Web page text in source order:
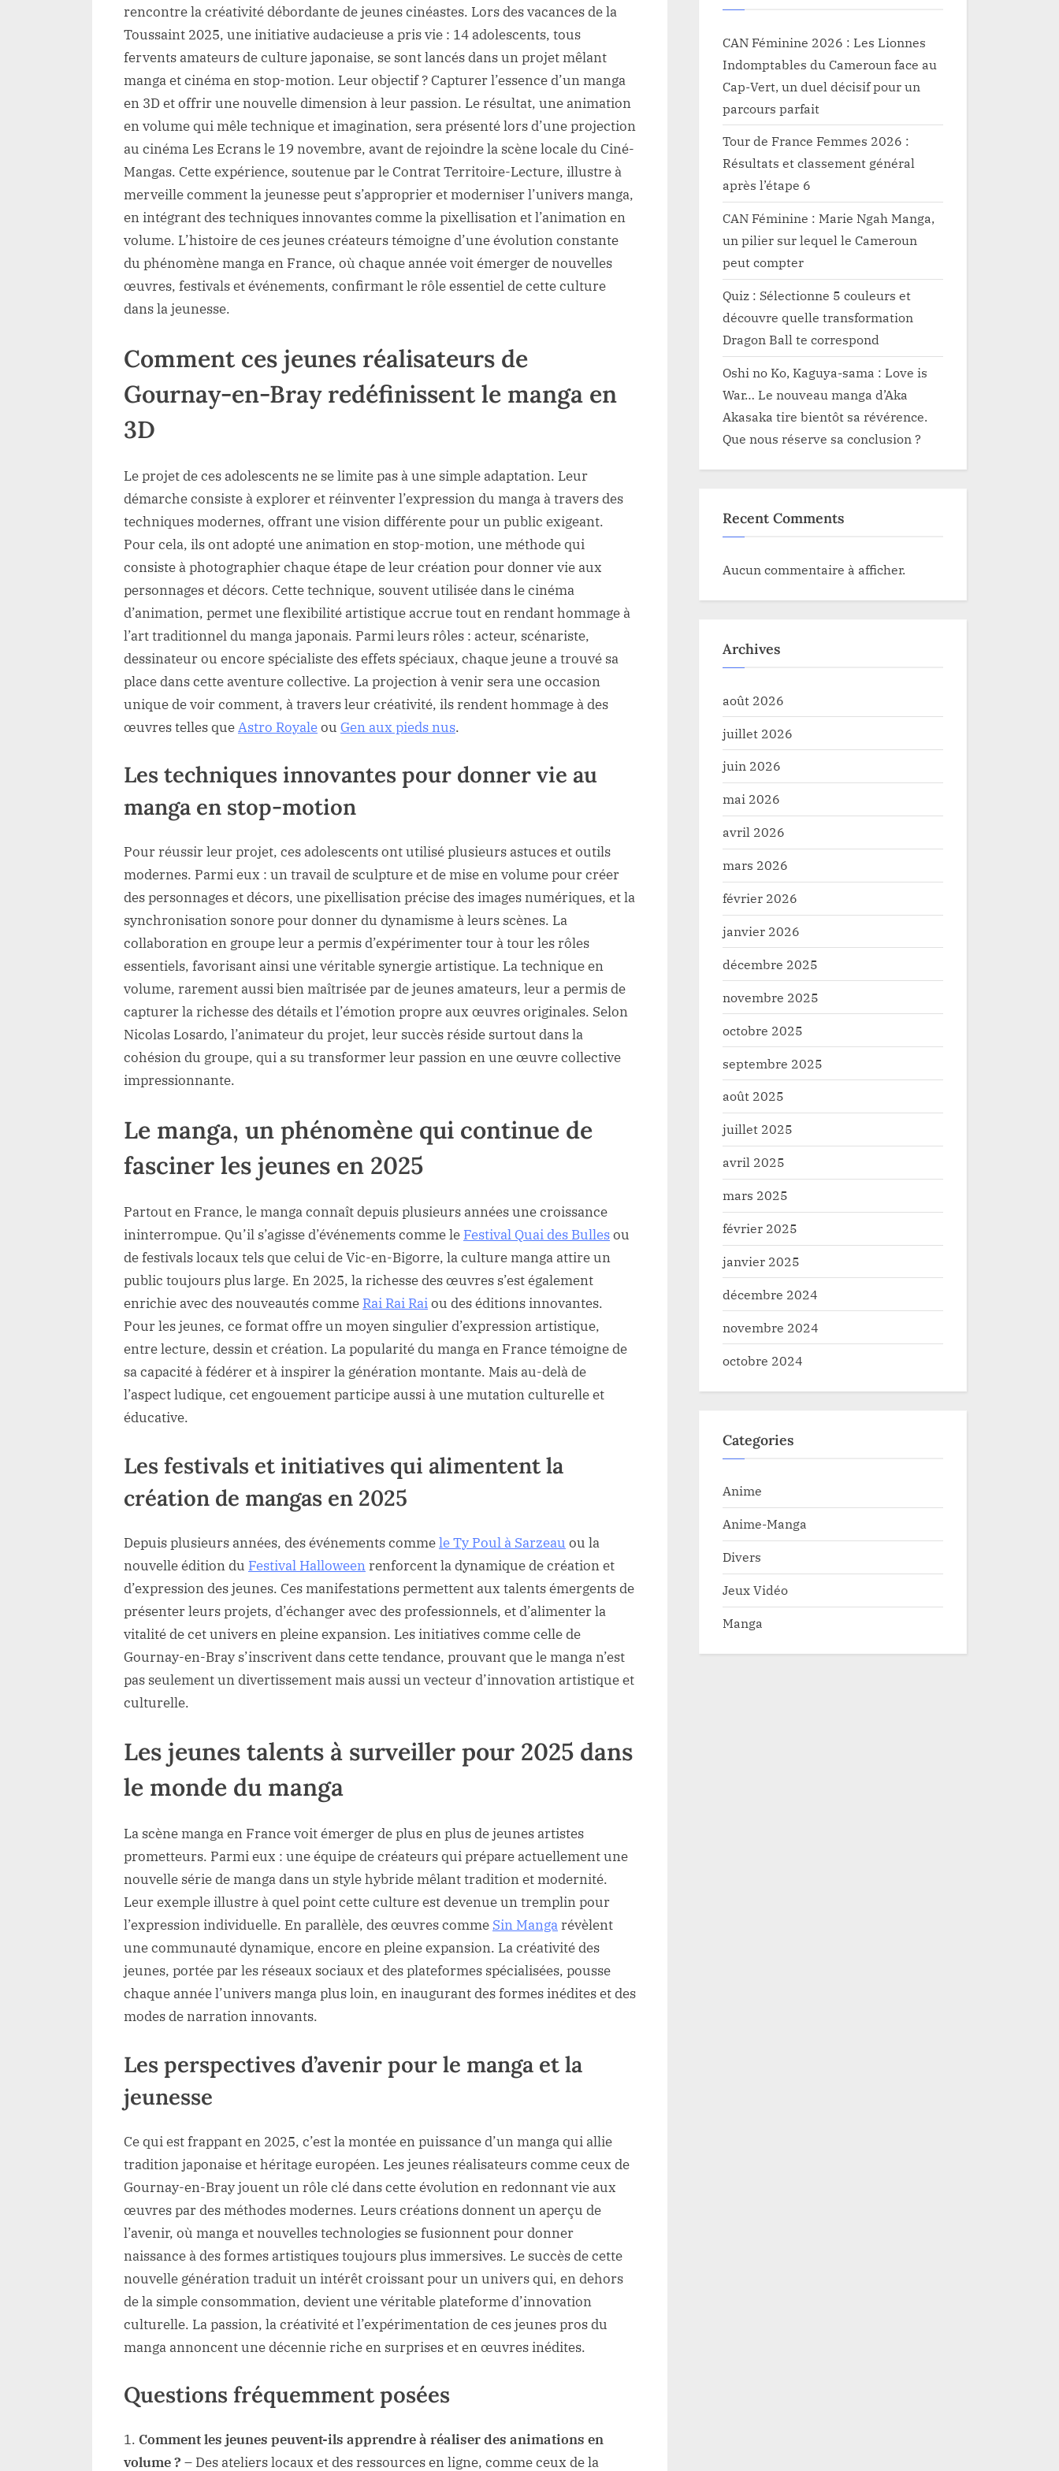
rencontre la créativité débordante de jeunes cinéastes. Lors des vacances de la
Toussaint 2025, une initiative audacieuse a pris vie : 14 adolescents, tous
fervents amateurs de culture japonaise, se sont lancés dans un projet mêlant
manga et cinéma en stop-motion. Leur objectif ? Capturer l’essence d’un manga
en 3D et offrir une nouvelle dimension à leur passion. Le résultat, une animation
en volume qui mêle technique et imagination, sera présenté lors d’une projection
au cinéma Les Ecrans le 19 novembre, avant de rejoindre la scène locale du Ciné-
Mangas. Cette expérience, soutenue par le Contrat Territoire-Lecture, illustre à
merveille comment la jeunesse peut s’approprier et moderniser l’univers manga,
en intégrant des techniques innovantes comme la pixellisation et l’animation en
volume. L’histoire de ces jeunes créateurs témoigne d’une évolution constante
du phénomène manga en France, où chaque année voit émerger de nouvelles
œuvres, festivals et événements, confirmant le rôle essentiel de cette culture
dans la jeunesse.
Comment ces jeunes réalisateurs de
Gournay-en-Bray redéfinissent le manga en
3D
Le projet de ces adolescents ne se limite pas à une simple adaptation. Leur
démarche consiste à explorer et réinventer l’expression du manga à travers des
techniques modernes, offrant une vision différente pour un public exigeant.
Pour cela, ils ont adopté une animation en stop-motion, une méthode qui
consiste à photographier chaque étape de leur création pour donner vie aux
personnages et décors. Cette technique, souvent utilisée dans le cinéma
d’animation, permet une flexibilité artistique accrue tout en rendant hommage à
l’art traditionnel du manga japonais. Parmi leurs rôles : acteur, scénariste,
dessinateur ou encore spécialiste des effets spéciaux, chaque jeune a trouvé sa
place dans cette aventure collective. La projection à venir sera une occasion
unique de voir comment, à travers leur créativité, ils rendent hommage à des
œuvres telles queAstro Royaleou Gen aux pieds nus.
Les techniques innovantes pour donner vie au
manga en stop-motion
Pour réussir leur projet, ces adolescents ont utilisé plusieurs astuces et outils
modernes. Parmi eux : un travail de sculpture et de mise en volume pour créer
des personnages et décors, une pixellisation précise des images numériques, et la
synchronisation sonore pour donner du dynamisme à leurs scènes. La
collaboration en groupe leur a permis d’expérimenter tour à tour les rôles
essentiels, favorisant ainsi une véritable synergie artistique. La technique en
volume, rarement aussi bien maîtrisée par de jeunes amateurs, leur a permis de
capturer la richesse des détails et l’émotion propre aux œuvres originales. Selon
Nicolas Losardo, l’animateur du projet, leur succès réside surtout dans la
cohésion du groupe, qui a su transformer leur passion en une œuvre collective
impressionnante.
Le manga, un phénomène qui continue de
fasciner les jeunes en 2025
Partout en France, le manga connaît depuis plusieurs années une croissance
ininterrompue. Qu’il s’agisse d’événements comme le Festival Quai des Bullesou
de festivals locaux tels que celui de Vic-en-Bigorre, la culture manga attire un
public toujours plus large. En 2025, la richesse des œuvres s’est également
enrichie avec des nouveautés comme Rai Rai Raiou des éditions innovantes.
Pour les jeunes, ce format offre un moyen singulier d’expression artistique,
entre lecture, dessin et création. La popularité du manga en France témoigne de
sa capacité à fédérer et à inspirer la génération montante. Mais au-delà de
l’aspect ludique, cet engouement participe aussi à une mutation culturelle et
éducative.
Les festivals et initiatives qui alimentent la
création de mangas en 2025
Depuis plusieurs années, des événements commele Ty Poul à Sarzeau ou la
nouvelle édition du Festival Halloweenrenforcent la dynamique de création et
d’expression des jeunes. Ces manifestations permettent aux talents émergents de
présenter leurs projets, d’échanger avec des professionnels, et d’alimenter la
vitalité de cet univers en pleine expansion. Les initiatives comme celle de
Gournay-en-Bray s’inscrivent dans cette tendance, prouvant que le manga n’est
pas seulement un divertissement mais aussi un vecteur d’innovation artistique et
culturelle.
Les jeunes talents à surveiller pour 2025 dans
le monde du manga
La scène manga en France voit émerger de plus en plus de jeunes artistes
prometteurs. Parmi eux : une équipe de créateurs qui prépare actuellement une
nouvelle série de manga dans un style hybride mêlant tradition et modernité.
Leur exemple illustre à quel point cette culture est devenue un tremplin pour
l’expression individuelle. En parallèle, des œuvres comme Sin Mangarévèlent
une communauté dynamique, encore en pleine expansion. La créativité des
jeunes, portée par les réseaux sociaux et des plateformes spécialisées, pousse
chaque année l’univers manga plus loin, en inaugurant des formes inédites et des
modes de narration innovants.
Les perspectives d’avenir pour le manga et la
jeunesse
Ce qui est frappant en 2025, c’est la montée en puissance d’un manga qui allie
tradition japonaise et héritage européen. Les jeunes réalisateurs comme ceux de
Gournay-en-Bray jouent un rôle clé dans cette évolution en redonnant vie aux
œuvres par des méthodes modernes. Leurs créations donnent un aperçu de
l’avenir, où manga et nouvelles technologies se fusionnent pour donner
naissance à des formes artistiques toujours plus immersives. Le succès de cette
nouvelle génération traduit un intérêt croissant pour un univers qui, en dehors
de la simple consommation, devient une véritable plateforme d’innovation
culturelle. La passion, la créativité et l’expérimentation de ces jeunes pros du
manga annoncent une décennie riche en surprises et en œuvres inédites.
Questions fréquemment posées
Comment les jeunes peuvent-ils apprendre à réaliser des animations en
volume ? – Des ateliers locaux et des ressources en ligne, comme ceux de la
CAN Féminine 2026 : Les Lionnes
Indomptables du Cameroun face au
Cap-Vert, un duel décisif pour un
parcours parfait
Tour de France Femmes 2026 :
Résultats et classement général
après l’étape 6
CAN Féminine : Marie Ngah Manga,
un pilier sur lequel le Cameroun
peut compter
Quiz : Sélectionne 5 couleurs et
découvre quelle transformation
Dragon Ball te correspond
Oshi no Ko, Kaguya-sama : Love is
War… Le nouveau manga d’Aka
Akasaka tire bientôt sa révérence.
Que nous réserve sa conclusion ?
Recent Comments
Aucun commentaire à afficher.
Archives
août 2026
juillet 2026
juin 2026
mai 2026
avril 2026
mars 2026
février 2026
janvier 2026
décembre 2025
novembre 2025
octobre 2025
septembre 2025
août 2025
juillet 2025
avril 2025
mars 2025
février 2025
janvier 2025
décembre 2024
novembre 2024
octobre 2024
Categories
Anime
Anime-Manga
Divers
Jeux Vidéo
Manga